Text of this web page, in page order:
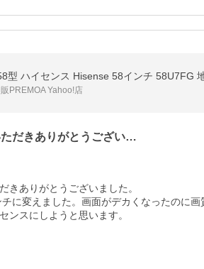
型 ハイセンス Hisense 58インチ 58U7FG
PREMOA Yahoo!店
だきありがとうござい…
きありがとうございました。
に変えました。画面がデカくなったのに画
ンスにしようと思います。